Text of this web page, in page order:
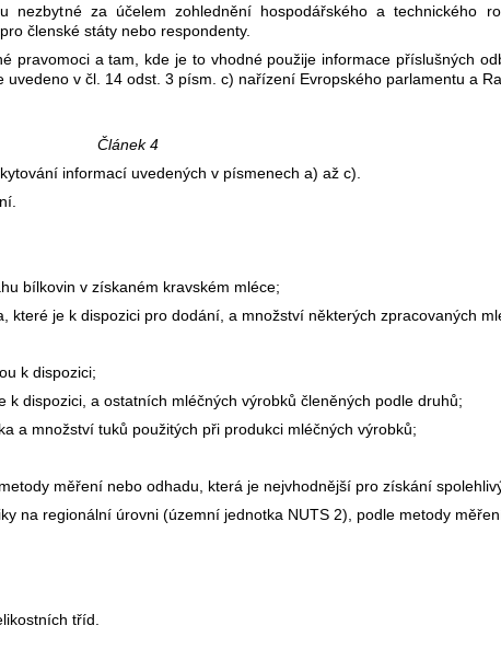
za účelem zohlednění hospodářského a technického
členské státy nebo respondenty.
pravomoci a tam, kde je to vhodné použije informace příslušných
v čl. 14 odst. 3 písm. c) nařízení Evropského parlamentu a
Článek 4
informací uvedených v písmenech a) až c).
bílkovin v získaném kravském mléce;
které je k dispozici pro dodání, a množství některých zpracovaných
k dispozici;
dispozici, a ostatních mléčných výrobků členěných podle druhů;
a množství tuků použitých při produkci mléčných výrobků;
měření nebo odhadu, která je nejvhodnější pro získání
na regionální úrovni (územní jednotka NUTS 2), podle metody
tříd.